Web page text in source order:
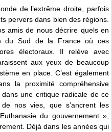
de l’extrême droite, parfois
pervers dans bien des régions.
amis de nous décrire quels en
du Sud de la France où ces
électoraux. Il relève avec
aux yeux de beaucoup
en place. C’est également
la proximité compréhensive
une critique radicale de ce
nos vies, que s’ancrent les
du gouvernement »,
Déjà dans les années qui